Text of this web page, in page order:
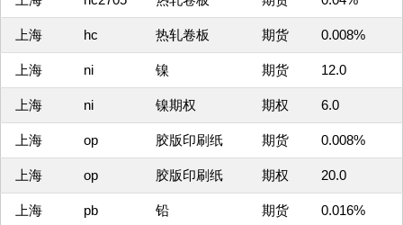
上海 hc 热轧卷板 期货 0.008%
上海 ni 镍 期货 12.0
上海 ni 镍期权 期权 6.0
上海 op 胶版印刷纸 期货 0.008%
上海 op 胶版印刷纸 期权 20.0
上海 pb 铅 期货 0.016%